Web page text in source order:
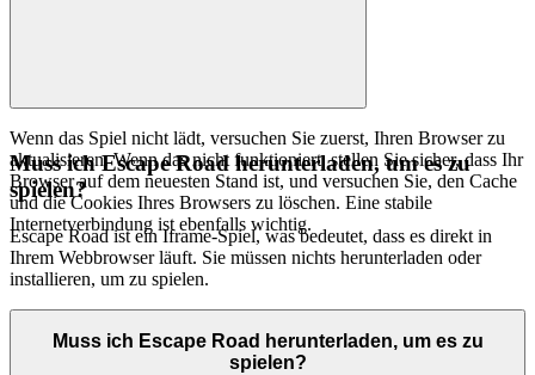
Wenn das Spiel nicht lädt, versuchen Sie zuerst, Ihren Browser zu
aktualisieren. Wenn das nicht funktioniert, stellen Sie sicher, dass Ihr
Browser auf dem neuesten Stand ist, und versuchen Sie, den Cache
und die Cookies Ihres Browsers zu löschen. Eine stabile
Internetverbindung ist ebenfalls wichtig.
Muss ich Escape Road herunterladen, um es zu
spielen?
Escape Road ist ein Iframe-Spiel, was bedeutet, dass es direkt in
Ihrem Webbrowser läuft. Sie müssen nichts herunterladen oder
installieren, um zu spielen.
Muss ich Escape Road herunterladen, um es zu
spielen?